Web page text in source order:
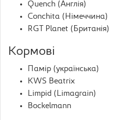
Quench (Англія)
Conchita (Німеччина)
RGT Planet (Британія)
Кормові
Памір (українська)
KWS Beatrix
Limpid (Limagrain)
Bockelmann